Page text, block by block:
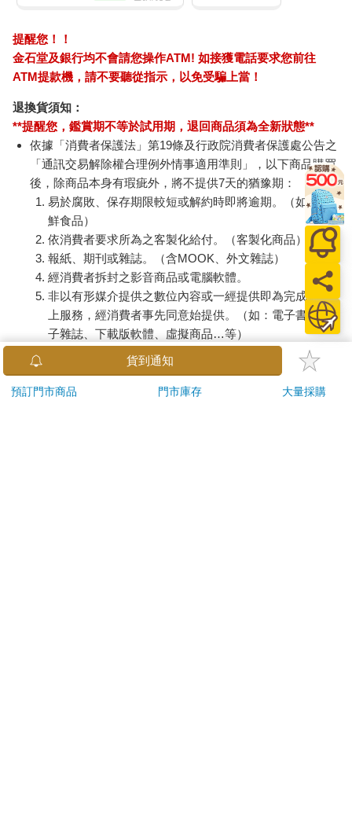
「叫我哪？」謝雅靖哼了一聲，不是讓我不要招惹你嗎？
無故地，又重申了一下自己的立場。
「別發神經，喜歡就喜歡，跟我遮掩什麼啊，怕我真告訴媽你早
熟﹖不怕告訴你，你的祕密我可清楚了，昨天我電腦拿去修了，
釜沉舟，百二秦關終歸楚；苦心人呀，天不負；臥薪嚐膽，三千
越甲可吞吳……」
雅靖得意用曲調編著古話，話還沒有說完，謝雅琪惱羞成怒，全
身的氣血都已經上湧，對著他的大腿就是狠狠一拍，這一巴掌下
去聲音特別清脆，「混蛋。」
兩人回到家，謝媽媽已經做好了飯菜，「回來了啊？琪琪，你們
今天去了漁民島玩，累不累？有沒有吃海鮮﹖」
「啊？」謝雅琪看到雅靖對她眨了眨眼，點了點頭，「哦，還
好。」
謝雅琪看到媽媽還想問什麼，忙問道，「今天做了什麼好吃的﹖
好香。」
「吃飯吃飯，餓死了。」謝雅靖說道。
兩人吃了飯之後，謝雅琪去房間洗了個澡，又開了電腦。想想不
對勁，又跑去謝雅靖的房間，他正在玩魔獸組隊打怪，沒空理
她，她不死心地扯著他的領子搖晃，憋屈著一張臉，誰欺負了她
似的。
「煩死了，別影響我。」謝雅靖拿腳踹她。
「小靖！」謝雅琪吼了他一聲，「我很不高興！」
提醒您！！
金石堂及銀行均不會請您操作ATM! 如接獲電話要求您前往
ATM提款機，請不要聽從指示，以免受騙上當！
退換貨須知：
**提醒您，鑑賞期不等於試用期，退回商品須為全新狀態**
依據「消費者保護法」第19條及行政院消費者保護處公告之
「通訊交易解除權合理例外情事適用準則」，以下商品購買
後，除商品本身有瑕疵外，將不提供7天的猶豫期：
易於腐敗、保存期限較短或解約時即將逾期。（如：生
鮮食品）
依消費者要求所為之客製化給付。（客製化商品）
報紙、期刊或雜誌。（含MOOK、外文雜誌）
經消費者拆封之影音商品或電腦軟體。
非以有形媒介提供之數位內容或一經提供即為完成之線
上服務，經消費者事先同意始提供。（如：電子書、電
子雜誌、下載版軟體、虛擬商品…等）
已拆封之個人衛生用品。（如：內衣褲、刮鬍刀、除毛
若非上列種類商品，均享有到貨7天的猶豫期（含例假
貨到通知
預訂門市商品 門市庫存 大量採購